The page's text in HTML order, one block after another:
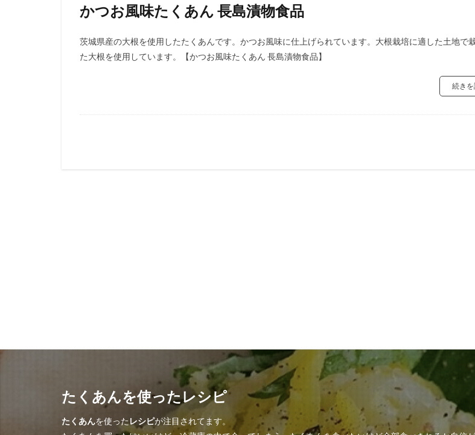
かつお風味たくあん 長島漬物食品
茨城県産の大根を使用したたくあんです。かつお風味に仕上げられています。大根栽培に適した土地で
た大根を使用しています。【かつお風味たくあん 長島漬物食品】
続き
たくあんを使ったレシピ
たくあんを使ったレシピが注目されてます。